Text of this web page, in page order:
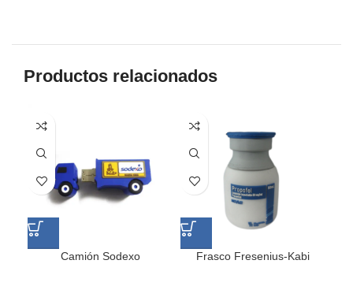
Productos relacionados
Camión Sodexo Frasco Fresenius-Kabi